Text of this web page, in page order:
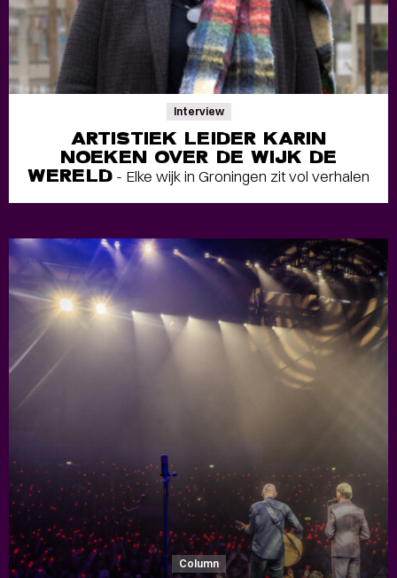
Interview
ARTISTIEK LEIDER KARIN
NOEKEN OVER DE WIJK DE
WERELD- Elke wijk in Groningen zit vol verhalen
Column